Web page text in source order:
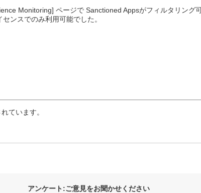
Monitoring] ページで Sanctioned Appsがフィルタリング
ンスでのみ利用可能でした。
ています。
アンケート:ご意見をお聞かせください